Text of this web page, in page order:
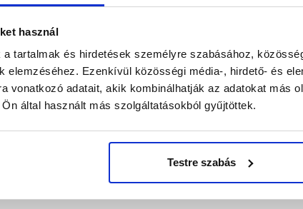
használ
a tartalmak és hirdetések személyre szabásához,
elemzéséhez. Ezenkívül közösségi média-, hirdető- és
vonatkozó adatait, akik kombinálhatják az adatokat más
által használt más szolgáltatásokból gyűjtöttek.
Testre szabás
egységReviva cserepekhez. Gázfűtésű kazánok kettős
Egyformán felhasználható a különböző
alapcserép és füstgázkivezető feltét.
módon biztosítani a termékeink színének a
színek a legtöbb esetben nem tükrözik 100%-ban a